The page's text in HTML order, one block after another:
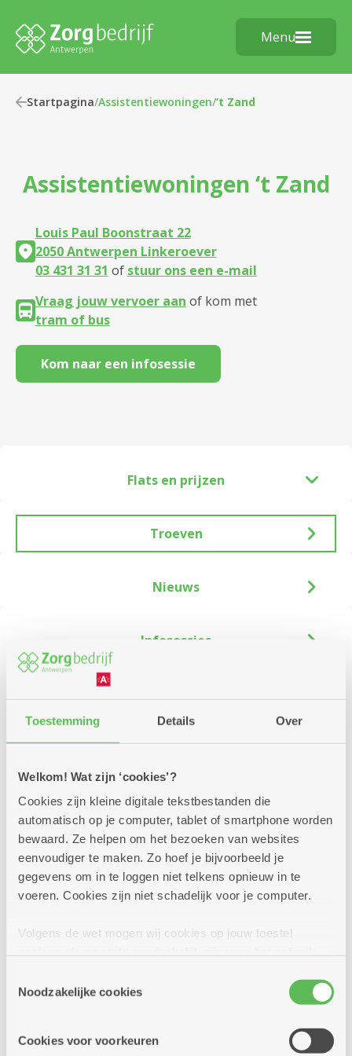
Toestemming Details Over
Welkom! Wat zijn ‘cookies’?
Cookies zijn kleine digitale tekstbestanden die
automatisch op je computer, tablet of smartphone worden
bewaard. Ze helpen om het bezoeken van websites
eenvoudiger te maken. Zo hoef je bijvoorbeeld je
gegevens om in te loggen niet telkens opnieuw in te
voeren. Cookies zijn niet schadelijk voor je computer.
Volgens de wet mogen wij cookies op jouw toestel
cookies hebben we jouw toestemming nodig. Sommige
cookies worden geplaatst door derde partijen die een
informatie over jouw (geanonimiseerd) gebruik van onze
Noodzakelijke cookies
Cookies voor voorkeuren
Menu
Startpagina/Assistentiewoningen/‘t Zand
Assistentiewoningen ‘t Zand
Louis Paul Boonstraat 22
2050 Antwerpen Linkeroever
03 431 31 31 of stuur ons een e-mail
Vraag jouw vervoer aan of kom met
tram of bus
Kom naar een infosessie
Flats en prijzen
Troeven
Deze flats zijn verbonden aan
andendienstencentrum Linkeroever. Handige
diensten (waaronder een brasserie), aangepaste
accommodatie en heel wat activiteiten, net om de
Doorblader hier de brochure*
brochure zijn niet meer actueel. Kijk hier voor
Zie je de bovenstaande brochure niet? Bekijk ze
rechtstreeks via
. Je hebt mogelijk cookies
wordt op onze website.
Nieuws
Infosessies